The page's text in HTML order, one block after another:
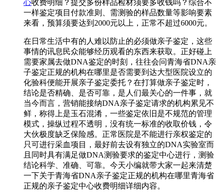
心收费明细？提交多份样品检材须要多收钱吗？综合不
一样鉴定项目付款准则、需测验的样品数量等影响要素
来看，预算须要达到2000元以上，正常不超过6000元。
在日常生活中有的人难以防止的必须做亲子鉴定，这些
事情的讯息民众能够经历观看的东西来获取。正好碰上
需要家属去做DNA鉴定的时刻，往往会问青海省DNA亲
子鉴定正规的机构在哪里是否需要到达大型医院设立的
化验科便能开展亲子鉴定委托？在打算做亲子鉴定时，
结论是否精确、是否可靠，是人们最关心的一件事，就
当今而言，营销能接纳DNA亲子鉴定请求的机构累见不
鲜，称得上是玉石混淆，一些鉴定依旧是不规范的管理
模式，操纵过程不透明，没有统一标准的收取价钱，令
大伙极度缺乏保险感。正常医院是不能进行亲权鉴定的
只可进行采血项目，最好前去设有独立的DNA实验室而
且同时具有满足做DNA测验要求的鉴定中心进行，测验
结论科学、准确、可靠。今天小编就带大家一起来清楚
一下关于青海省DNA亲子鉴定正规的机构在哪里青海省
正规的亲子鉴定中心收费明细详细内容。